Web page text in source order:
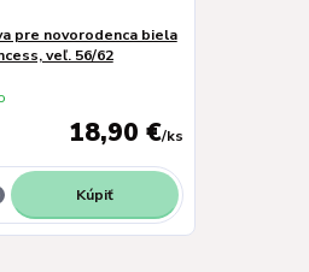
pre novorodenca biela
veľ. 56/62
18,90 €/ks
Kúpiť